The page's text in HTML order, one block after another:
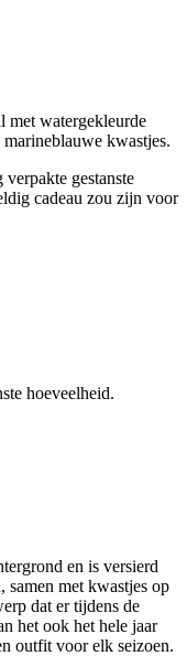
met watergekleurde
kwastjes.
gestanste
cadeau zou zijn voor
hoeveelheid.
en is versierd
samen met kwastjes op
dat er tijdens de
het ook het hele jaar
outfit voor elk seizoen.